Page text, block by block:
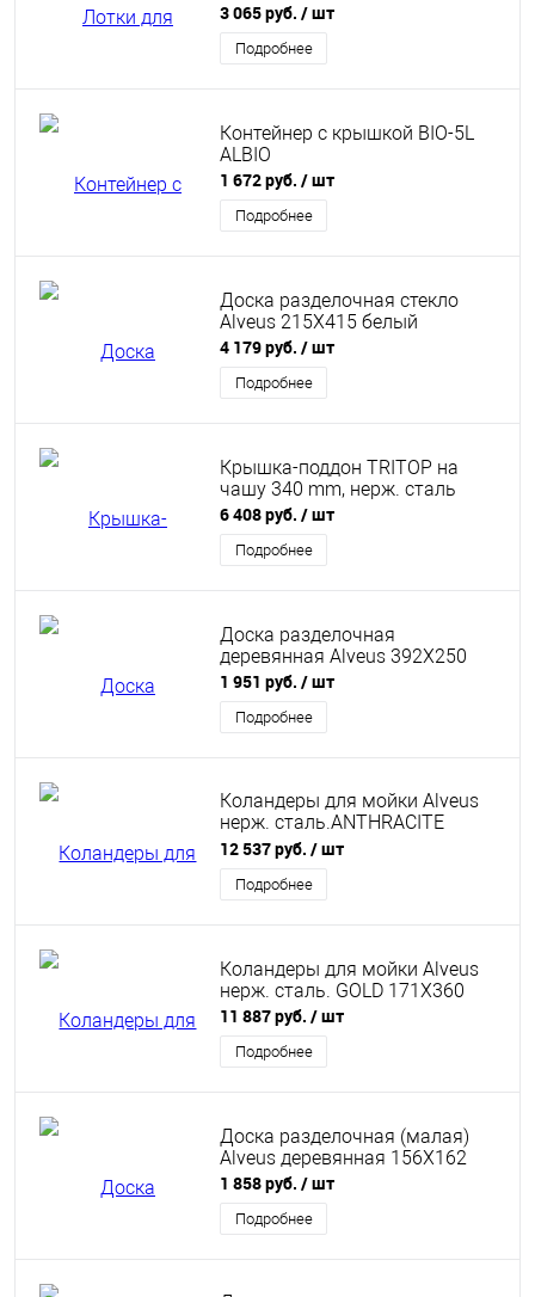
3 065 руб. / шт
Подробнее
Контейнер с крышкой BIO-5L
ALBIO
1 672 руб. / шт
Подробнее
Доска разделочная стекло
Alveus 215X415 белый
4 179 руб. / шт
Подробнее
Крышка-поддон TRITOP на
чашу 340 mm, нерж. сталь
6 408 руб. / шт
Подробнее
Доска разделочная
деревянная Alveus 392X250
1 951 руб. / шт
Подробнее
Коландеры для мойки Alveus
нерж. сталь.ANTHRACITE
148X300
12 537 руб. / шт
Подробнее
Коландеры для мойки Alveus
нерж. сталь. GOLD 171X360
11 887 руб. / шт
Подробнее
Доска разделочная (малая)
Alveus деревянная 156X162
1 858 руб. / шт
Подробнее